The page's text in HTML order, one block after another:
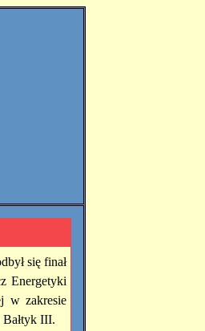
się finał
Energetyki
w zakresie
III.